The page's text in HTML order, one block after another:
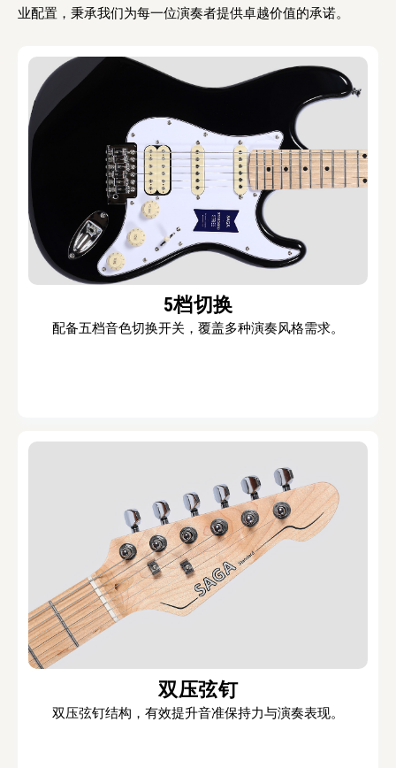
业配置，秉承我们为每一位演奏者提供卓越价值的承诺。
5档切换
配备五档音色切换开关，覆盖多种演奏风格需求。
双压弦钉
双压弦钉结构，有效提升音准保持力与演奏表现。